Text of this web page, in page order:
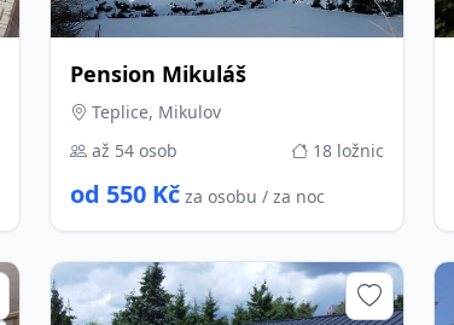
Pension Mikuláš
Teplice, Mikulov
až 54 osob
18 ložnic
od 550 Kč za osobu / za noc